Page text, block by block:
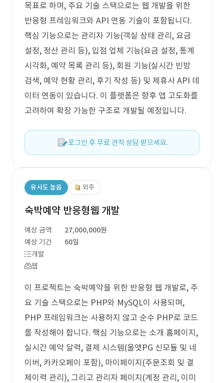
목표로 하며, 주요 기술 스택으로는 웹 개발을 위한
반응형 프레임워크와 API 연동 기술이 포함됩니다.
핵심 기능으로는 관리자 기능(객실 상태 관리, 요금
설정, 정산 관리 등), 입점 업체 기능(요금 설정, 통계
시각화, 예약 목록 관리 등), 회원 기능(실시간 빈방
검색, 예약 현황 관리, 후기 작성 등) 및 제휴사 API 데
이터 연동이 있습니다. 이 플랫폼은 향후 앱 고도화를
고려하여 확장 가능한 구조로 개발될 예정입니다.
로그인 후 무료 견적 상담 받으세요.
유사도 높음 외주
숙박예약 반응형웹 개발
예상 금액
27,000,000원
예상 기간
60일
개발
웹
이 프로젝트는 숙박예약을 위한 반응형 웹 개발로, 주
요 기술 스택으로는 PHP와 MySQL이 사용되며,
PHP 프레임워크는 사용하지 않고 순수 PHP로 코드
를 작성해야 합니다. 핵심 기능으로는 소개 홈페이지,
실시간 예약 달력, 결제 시스템(올앳PG 신모듈 및 네
이버, 카카오페이 포함), 마이페이지(주문조회 및 결
제이력 관리), 그리고 관리자 페이지(계정 관리, 이미